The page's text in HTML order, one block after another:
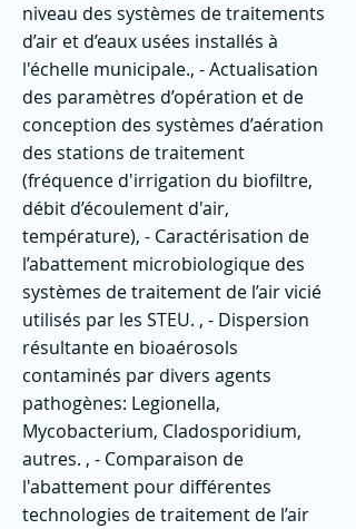
niveau des systèmes de traitements
d’air et d’eaux usées installés à
l'échelle municipale., - Actualisation
des paramètres d’opération et de
conception des systèmes d’aération
des stations de traitement
(fréquence d'irrigation du biofiltre,
débit d’écoulement d'air,
température), - Caractérisation de
l’abattement microbiologique des
systèmes de traitement de l’air vicié
utilisés par les STEU. , - Dispersion
résultante en bioaérosols
contaminés par divers agents
pathogènes: Legionella,
Mycobacterium, Cladosporidium,
autres. , - Comparaison de
l'abattement pour différentes
technologies de traitement de l’air